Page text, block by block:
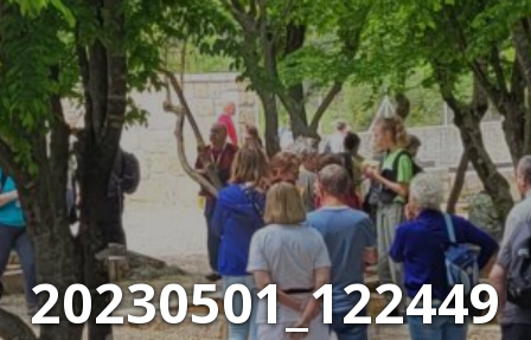
20230501_122449